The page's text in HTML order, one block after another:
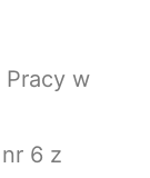
Pracy w
6 z